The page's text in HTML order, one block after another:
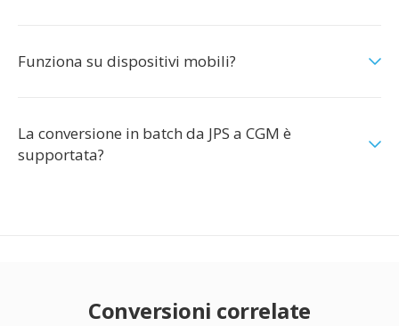
Funziona su dispositivi mobili?
La conversione in batch da JPS a CGM è
supportata?
Conversioni correlate